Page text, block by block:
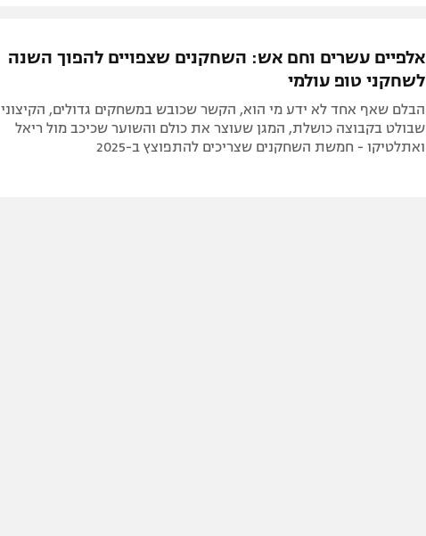
אלפיים עשרים וחם אש: השחקנים שצפויים להפוך השנה
לשחקני טופ עולמי
הבלם שאף אחד לא ידע מי הוא, הקשר שכובש במשחקים גדולים, הקיצוני
שבולט בקבוצה כושלת, המגן שעוצר את כולם והשוער שכיכב מול ריאל
ואתלטיקו - חמשת השחקנים שצריכים להתפוצץ ב-2025